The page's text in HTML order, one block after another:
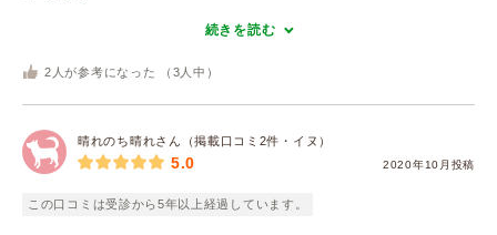
続きを読む
2 人が参考になった （ 3 人中）
晴れのち晴れさん（掲載口コミ2件・イヌ）
2020年10月投稿
5.0
この口コミは受診から5年以上経過しています。